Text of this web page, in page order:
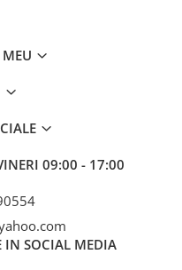
09:00 - 17:00
IN SOCIAL MEDIA